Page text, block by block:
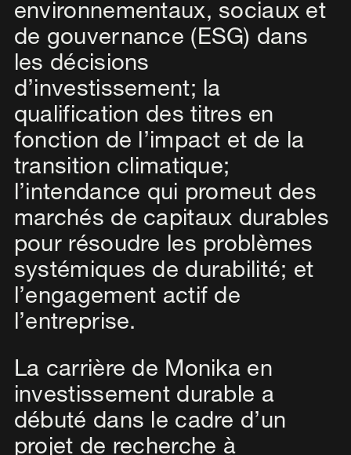
environnementaux, sociaux et
de gouvernance (ESG) dans
les décisions
d’investissement; la
qualification des titres en
fonction de l’impact et de la
transition climatique;
l’intendance qui promeut des
marchés de capitaux durables
pour résoudre les problèmes
systémiques de durabilité; et
l’engagement actif de
l’entreprise.
La carrière de Monika en
investissement durable a
débuté dans le cadre d’un
projet de recherche à